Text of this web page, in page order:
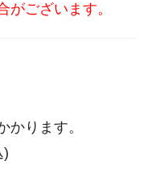
がございます。
かります。
)